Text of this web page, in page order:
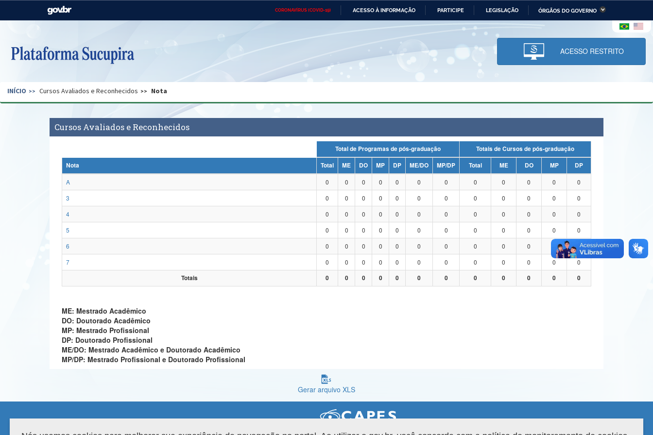
CORONAVÍRUS (COVID-19) ACESSO À INFORMAÇÃO PARTICIPE LEGISLAÇÃO ÓRGÃOS DO GOVERNO
Casa Civil Ministério das Relações Ministério da Economia Ministério da Infraestrutura
Pecuária e Abastecimento
Ministério da Ciência,
Tecnologia, Inovações e
Comunicações
Ministério do Desenvolvimento
Regional e dos Direitos Humanos
Secretaria de Governo Gabinete de Segurança Advocacia-Geral da União Banco Central do Brasil Planalto
ACESSO RESTRITO
INÍCIO Cursos Avaliados e Reconhecidos Nota
Cursos Avaliados e Reconhecidos
Total de Programas de pós-graduação
Totais de Cursos de pós-graduação
Nota
Total ME DO MP DP ME/DO MP/DP Total ME DO MP
DP
A
0 0 0 0 0 0 0 0 0 0 0
0
3
0 0 0 0 0 0 0 0 0 0 0
0
4
0 0 0 0 0 0 0 0 0 0 0
0
5
0 0 0 0 0 0 0 0 0 0 0
0
6
0 0 0 0 0 0 0 0 0 0
0
7
0 0 0 0 0 0 0 0 0 0 0
0
Totais
0 0 0 0 0 0 0 0 0 0 0 0
ME: Mestrado Acadêmico
DO: Doutorado Acadêmico
MP: Mestrado Profissional
DP: Doutorado Profissional
ME/DO: Mestrado Acadêmico e Doutorado Acadêmico
MP/DP: Mestrado Profissional e Doutorado Profissional
Gerar arquivo XLS